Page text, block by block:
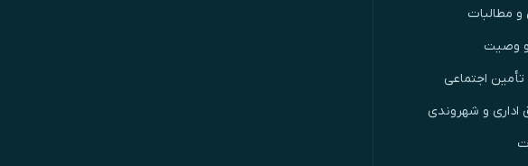
و مطالبات
وصیت
تأمین اجتماعی
اداری و شهروندی